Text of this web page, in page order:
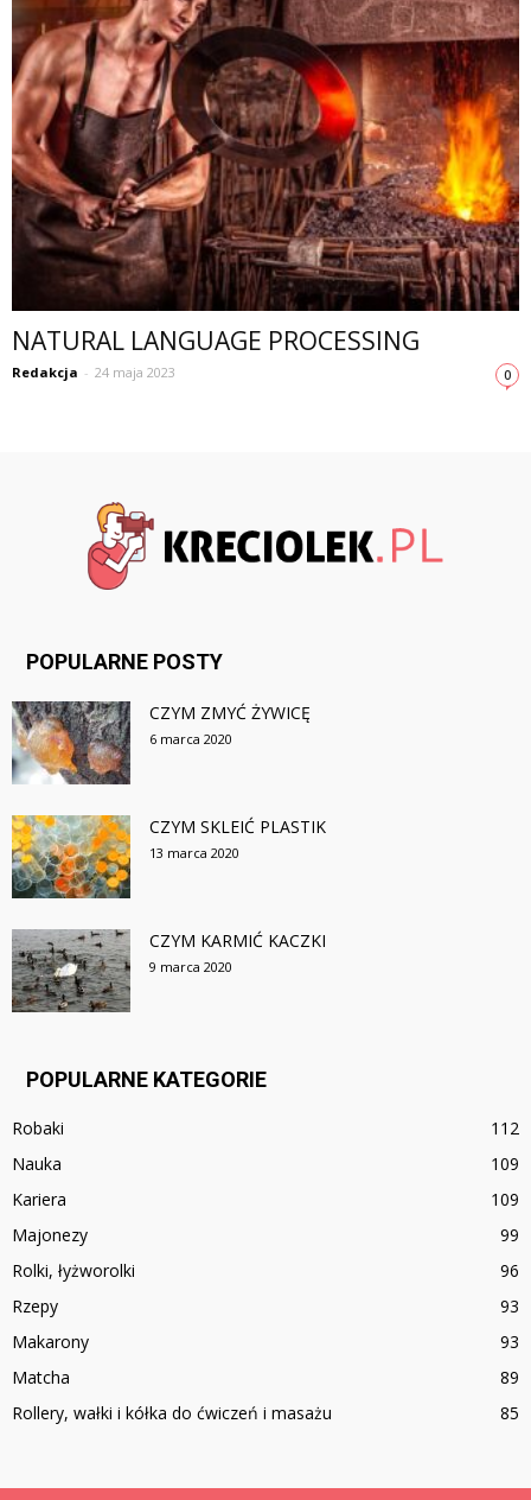
NATURAL LANGUAGE PROCESSING
Redakcja - 24 maja 2023 0
POPULARNE POSTY
CZYM ZMYĆ ŻYWICĘ
6 marca 2020
CZYM SKLEIĆ PLASTIK
13 marca 2020
CZYM KARMIĆ KACZKI
9 marca 2020
POPULARNE KATEGORIE
Robaki
112
Nauka
109
Kariera
109
Majonezy
99
Rolki, łyżworolki
96
Rzepy
93
Makarony
93
Matcha
89
Rollery, wałki i kółka do ćwiczeń i masażu
85